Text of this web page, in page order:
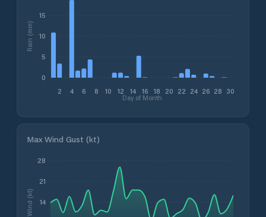
2 4 6 8 10 12 14 16 18 20 22 24 26 28 30
Day of Month
0
5
10
15
Rain (mm)
Max Wind Gust (kt)
14
21
28
Wind (kt)